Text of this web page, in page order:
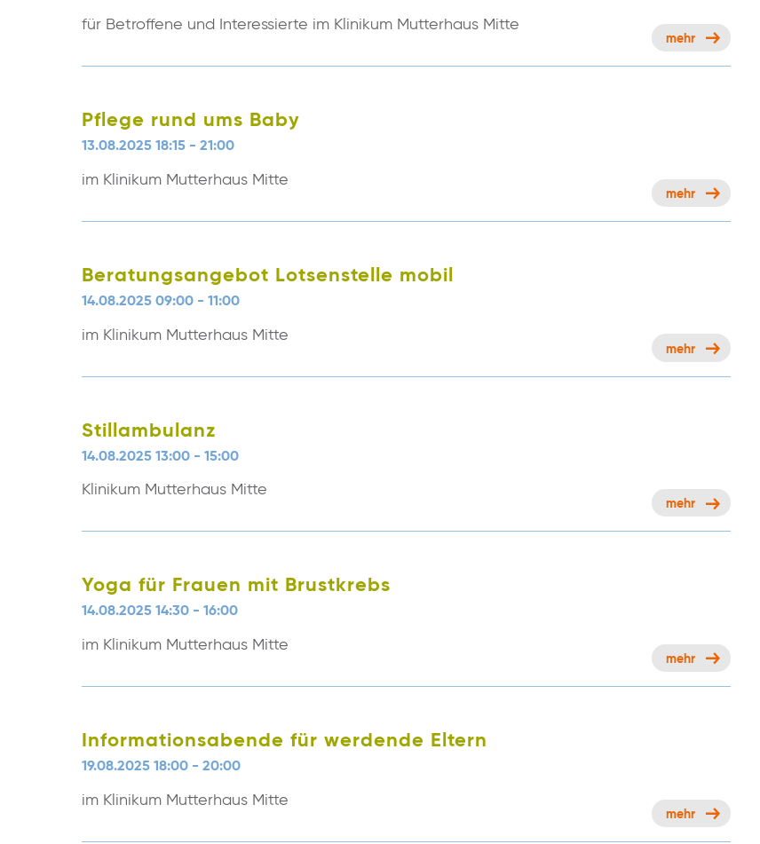
für Betroffene und Interessierte im Klinikum Mutterhaus Mitte
mehr
Pflege rund ums Baby
13.08.2025 18:15 - 21:00
im Klinikum Mutterhaus Mitte
mehr
Beratungsangebot Lotsenstelle mobil
14.08.2025 09:00 - 11:00
im Klinikum Mutterhaus Mitte
mehr
Stillambulanz
14.08.2025 13:00 - 15:00
Klinikum Mutterhaus Mitte
mehr
Yoga für Frauen mit Brustkrebs
14.08.2025 14:30 - 16:00
im Klinikum Mutterhaus Mitte
mehr
Informationsabende für werdende Eltern
19.08.2025 18:00 - 20:00
im Klinikum Mutterhaus Mitte
mehr